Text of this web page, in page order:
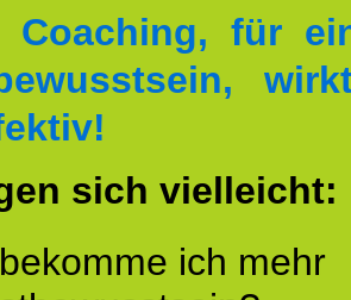
Coaching, für
sich vielleicht:
ich mehr